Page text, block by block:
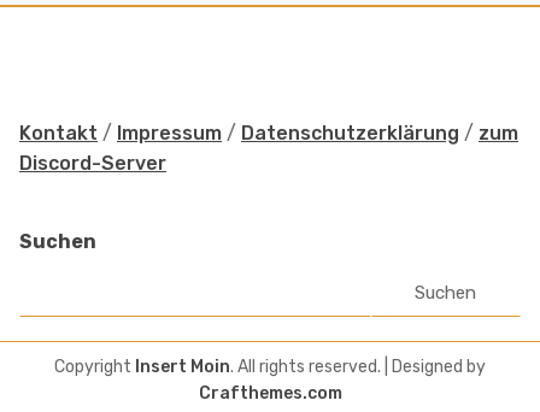
Kontakt / Impressum / Datenschutzerklärung / zum
Discord-Server
Suchen
Suchen
Copyright Insert Moin. All rights reserved.
| Designed by
Crafthemes.com